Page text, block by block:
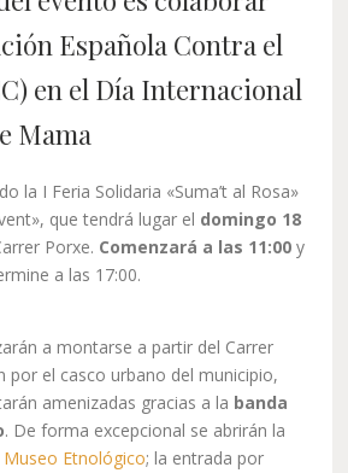
Española Contra el
en el Día Internacional
Mama
la I Feria Solidaria «Suma’t al Rosa»
que tendrá lugar el domingo 18
Porxe. Comenzará a las 11:00 y
a las 17:00.
a montarse a partir del Carrer
por el casco urbano del municipio,
amenizadas gracias a la banda
. De forma excepcional se abrirán la
Museo Etnológico; la entrada por